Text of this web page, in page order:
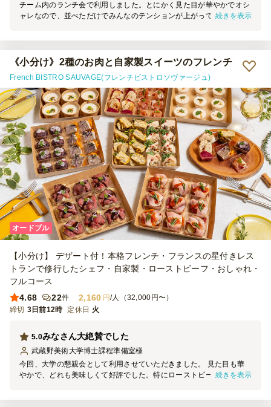
チーム内のランチ会で利用しました。とにかく見た目が華やかでオシ
ャレなので、並べただけでみんなのテンションが上がっていました。
プ)は美味しいと好評でした！ 小分けテーブルでの座食で取り分けに
少し手間取ったので、個食のセットがプランとして選択できるとさら
続きを表示
《小分け》2種のお肉と自家製スイーツのフレンチ
French BISTRO SAUVAGE(フレンチビストロソヴァージュ)
オードブル
【小分け】 デザート付！本格フレンチ・フランスの星付きレス
トランで修行したシェフ・自家製・ローストビーフ・おしゃれ・
フルコース
4.68
22件 2,160 円/人（32,000円〜）
締切 3日前12時 定休日 火
みなさん大絶賛でした
5.0
武蔵野美術大学博士課程準備室様
今回、大学の懇親会として利用させていただきました。 見た目も華
やかで、どれも美味しくて好評でした。特にローストビーフが柔らか
続きを表示